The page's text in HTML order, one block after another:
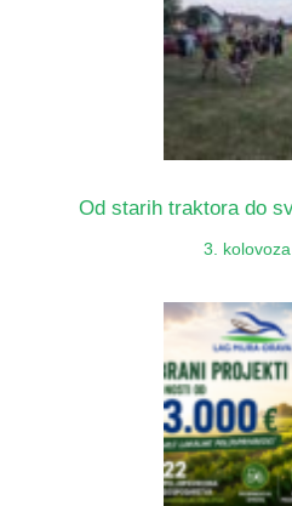
Od starih traktora do
3. kolovoza